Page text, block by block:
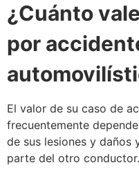
¿Cuánto
por
El valor de su caso de
frecuentemente
de sus lesiones y daños
parte del otro conductor.